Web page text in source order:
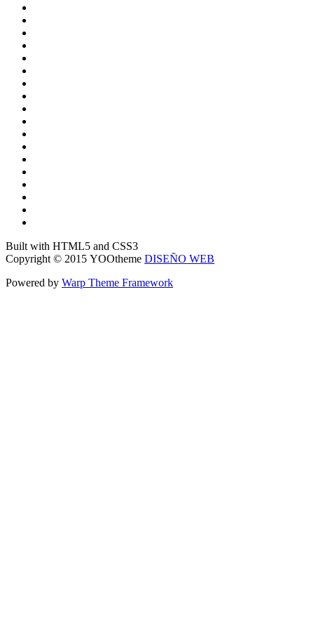
Built with HTML5 and CSS3
Copyright © 2015 YOOtheme DISEÑO WEB
Powered by Warp Theme Framework